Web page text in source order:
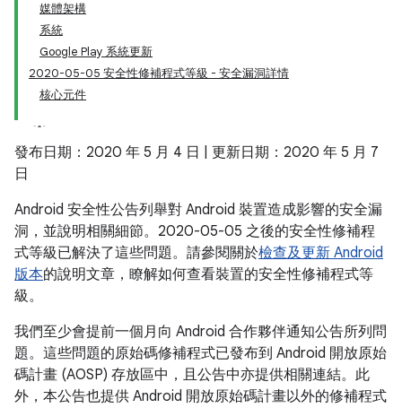
媒體架構
系統
Google Play 系統更新
2020-05-05 安全性修補程式等級 - 安全漏洞詳情
核心元件
發布日期：2020 年 5 月 4 日 | 更新日期：2020 年 5 月 7
日
Android 安全性公告列舉對 Android 裝置造成影響的安全漏
洞，並說明相關細節。2020-05-05 之後的安全性修補程
式等級已解決了這些問題。請參閱關於檢查及更新 Android
版本的說明文章，瞭解如何查看裝置的安全性修補程式等
級。
我們至少會提前一個月向 Android 合作夥伴通知公告所列問
題。這些問題的原始碼修補程式已發布到 Android 開放原始
碼計畫 (AOSP) 存放區中，且公告中亦提供相關連結。此
外，本公告也提供 Android 開放原始碼計畫以外的修補程式